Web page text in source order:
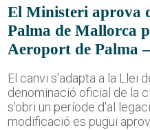
El Ministeri aprova
Palma de Mallorca
Aeroport de Palma
El canvi s'adapta a la Llei
denominació oficial de la
s'obri un període
modificació es pugui